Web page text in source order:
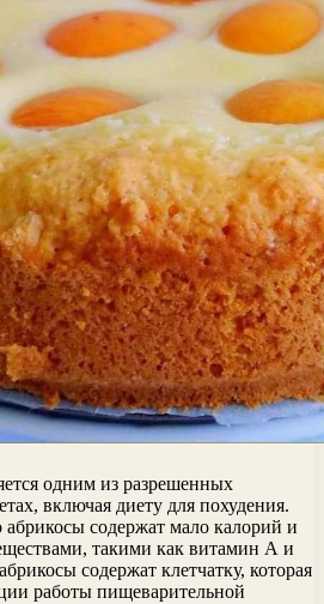
одним из разрешенных
включая диету для похудения.
абрикосы содержат мало калорий и
такими как витамин А и
содержат клетчатку, которая
работы пищеварительной